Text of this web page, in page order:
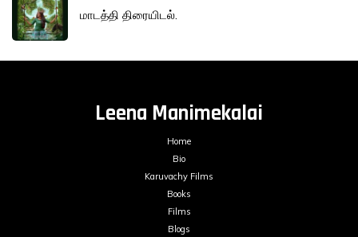
மாடத்தி திரையிடல்.
Leena Manimekalai
Home
Bio
Karuvachy Films
Books
Films
Blogs